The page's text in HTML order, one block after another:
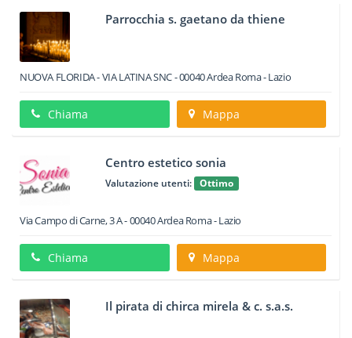
Parrocchia s. gaetano da thiene
NUOVA FLORIDA - VIA LATINA SNC-00040ArdeaRoma -Lazio
Chiama Mappa
Centro estetico sonia
Valutazione utenti: Ottimo
Via Campo di Carne, 3 A-00040ArdeaRoma -Lazio
Chiama Mappa
Il pirata di chirca mirela & c. s.a.s.